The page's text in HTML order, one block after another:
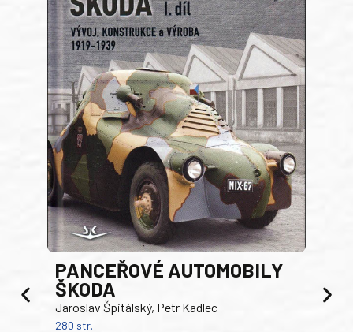
PANCEŘOVÉ AUTOMOBILY
ŠKODA
Jaroslav Špitálský, Petr Kadlec
280 str.